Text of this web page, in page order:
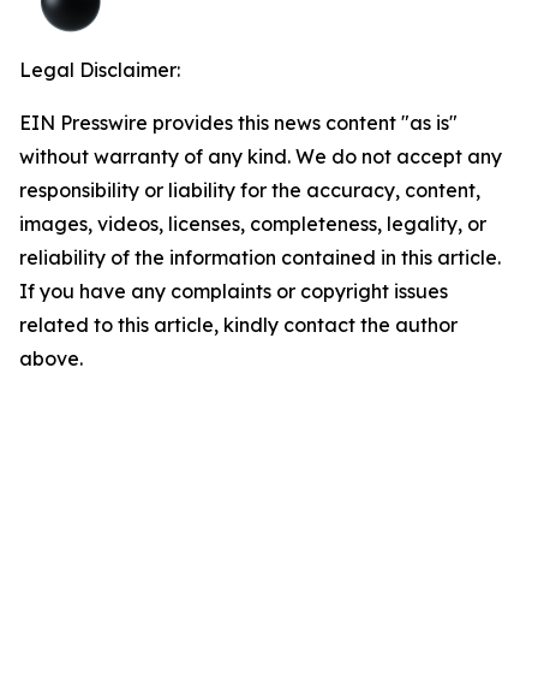
Legal Disclaimer:
EIN Presswire provides this news content "as is"
without warranty of any kind. We do not accept any
responsibility or liability for the accuracy, content,
images, videos, licenses, completeness, legality, or
reliability of the information contained in this article.
If you have any complaints or copyright issues
related to this article, kindly contact the author
above.